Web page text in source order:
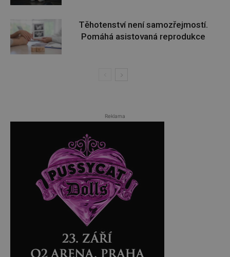
Těhotenství není samozřejmostí.
Pomáhá asistovaná reprodukce
Reklama